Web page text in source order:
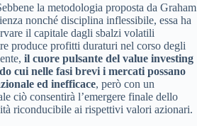
la metodologia proposta da Graham
nonché disciplina inflessibile, essa ha
il capitale dagli sbalzi volatili
produce profitti duraturi nel corso degli
il cuore pulsante del value investing
cui nelle fasi brevi i mercati possano
ed inefficace, però con un
ciò consentirà l’emergere finale dello
riconducibile ai rispettivi valori azionari.